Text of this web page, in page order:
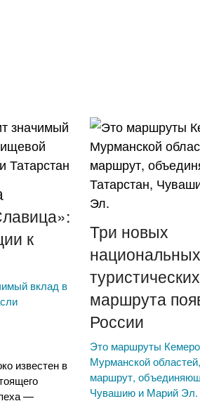
к
вклад в
известен в
—
Три новых
национальных
туристических
маршрута
России
Это маршруты
Мурманской
маршрут,
Чувашию и Марий Эл.